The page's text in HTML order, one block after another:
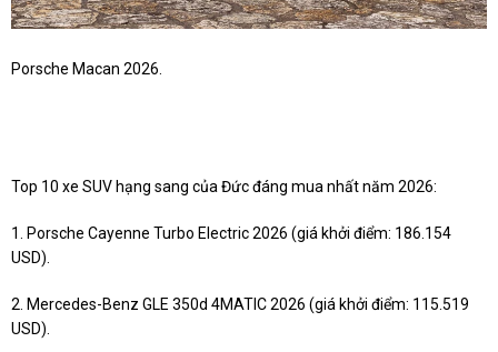
Porsche Macan 2026.
Top 10 xe SUV hạng sang của Đức đáng mua nhất năm 2026:
1. Porsche Cayenne Turbo Electric 2026 (giá khởi điểm: 186.154
USD).
2. Mercedes-Benz GLE 350d 4MATIC 2026 (giá khởi điểm: 115.519
USD).